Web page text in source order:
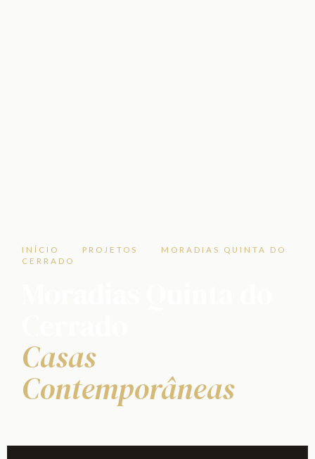
INÍCIO PROJETOS
MORADIAS QUINTA DO
CERRADO
Casas
Contemporâneas